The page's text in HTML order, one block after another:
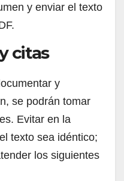
y enviar el texto
citas
y
se podrán tomar
Evitar en la
texto sea idéntico;
los siguientes